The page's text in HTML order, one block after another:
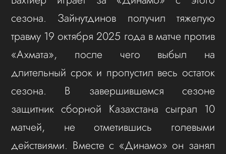
сезона. Зайнутдинов получил тяжелую
травму 19 октября 2025 года в матче против
«Ахмата», после чего выбыл на
длительный срок и пропустил весь остаток
сезона. В завершившемся сезоне
защитник сборной Казахстана сыграл 10
матчей, не отметившись голевыми
действиями. Вместе с «Динамо» он занял